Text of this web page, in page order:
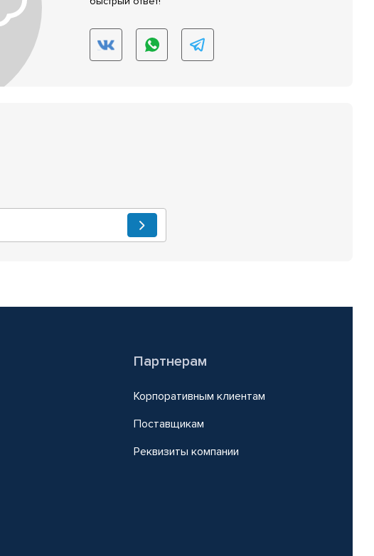
Партнерам
Корпоративным клиентам
Поставщикам
Реквизиты компании